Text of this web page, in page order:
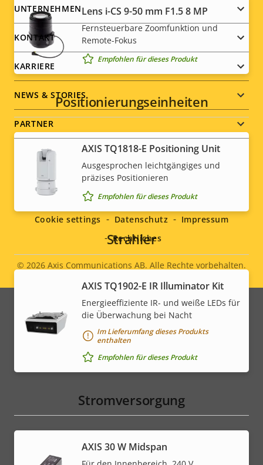
Lens i-CS 9-50 mm F1.5 8 MP
Fernsteuerbare Zoomfunktion und
Remote-Fokus
Empfohlen für dieses Produkt
Positionierungseinheiten
AXIS TQ1818-E Positioning Unit
Ausgesprochen leichtgängiges und
präzises Positionieren
Empfohlen für dieses Produkt
Strahler
AXIS TQ1902-E IR Illuminator Kit
Energieeffiziente IR- und weiße LEDs für
die Überwachung bei Nacht
Im Lieferumfang dieses Produkts
enthalten
Empfohlen für dieses Produkt
Stromversorgung
AXIS 30 W Midspan
Footer
menu
UNTERNEHMEN
KONTAKT
KARRIERE
NEWS & STORIES
PARTNER
Social
menu
Legal
© 2026 Axis Communications AB. Alle Rechte vorbehalten.
Cookie settings Datenschutz
Impressum
Rechtliches